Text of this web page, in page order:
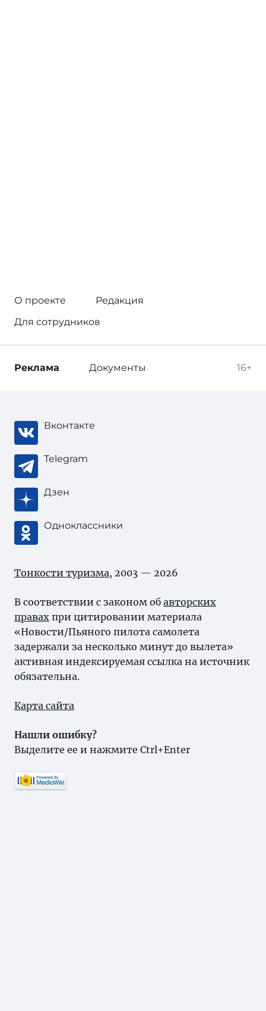
О проекте
Редакция
Для сотрудников
16+
Реклама Документы
Вконтакте
Telegram
Дзен
Одноклассники
Тонкости туризма, 2003 — 2026
В соответствии с законом об авторских
правах при цитировании материала
«Новости/Пьяного пилота самолета
задержали за несколько минут до вылета»
активная индексируемая ссылка на источник
обязательна.
Карта сайта
Нашли ошибку?
Выделите ее и нажмите Ctrl+Enter